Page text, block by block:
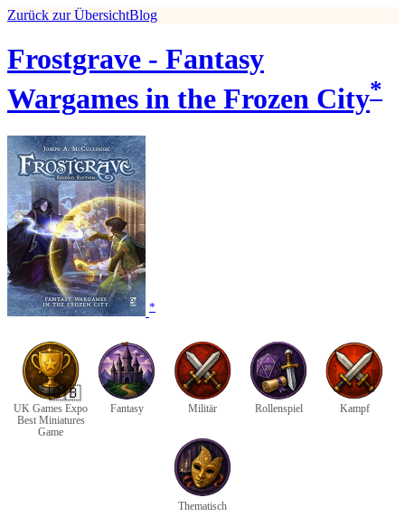
Zurück zur ÜbersichtBlog
Frostgrave - Fantasy
Wargames in the Frozen City*
*
🇬🇧
UK Games Expo
Best Miniatures
Game
Fantasy Militär Rollenspiel Kampf
Thematisch